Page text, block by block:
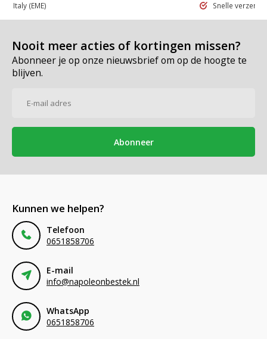
in Italy (EME) Snelle
Nooit meer acties of kortingen missen?
Abonneer je op onze nieuwsbrief om op de hoogte te
blijven.
Abonneer
Kunnen we helpen?
Telefoon
0651858706
E-mail
info@napoleonbestek.nl
WhatsApp
0651858706